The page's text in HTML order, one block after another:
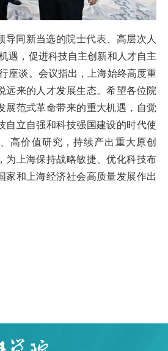
导同新当选的院士代表、高层次人
遇，促进科技自主创新和人才自主
座谈。会议指出，上海始终高度重
远来的人才发展生态。希望各位院
展范式革命带来的重大机遇，自觉
自立自强和科技强国建设的时代使
高价值研究，持续产出重大原创
为上海保持战略敏捷、优化科技布
家和上海经济社会高质量发展作出